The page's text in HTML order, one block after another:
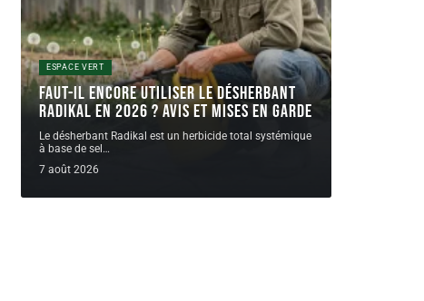
ESPACE VERT
Faut-il encore utiliser le désherbant
radikal en 2026 ? Avis et mises en garde
Le désherbant Radikal est un herbicide total systémique
à base de sel …
7 août 2026